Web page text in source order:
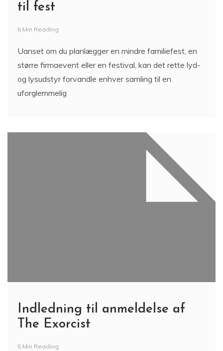
til fest
6 Min Reading
Uanset om du planlægger en mindre familiefest, en
større firmaevent eller en festival, kan det rette lyd-
og lysudstyr forvandle enhver samling til en
uforglemmelig
Indledning til anmeldelse af
The Exorcist
5 Min Reading